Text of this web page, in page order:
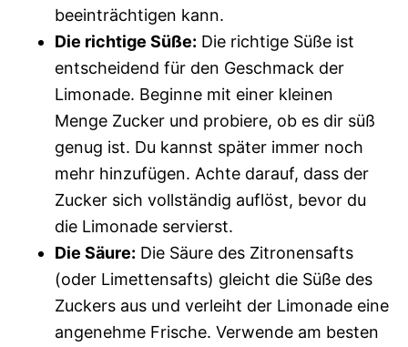
beeinträchtigen kann.
Die richtige Süße: Die richtige Süße ist
entscheidend für den Geschmack der
Limonade. Beginne mit einer kleinen
Menge Zucker und probiere, ob es dir süß
genug ist. Du kannst später immer noch
mehr hinzufügen. Achte darauf, dass der
Zucker sich vollständig auflöst, bevor du
die Limonade servierst.
Die Säure: Die Säure des Zitronensafts
(oder Limettensafts) gleicht die Süße des
Zuckers aus und verleiht der Limonade eine
angenehme Frische. Verwende am besten